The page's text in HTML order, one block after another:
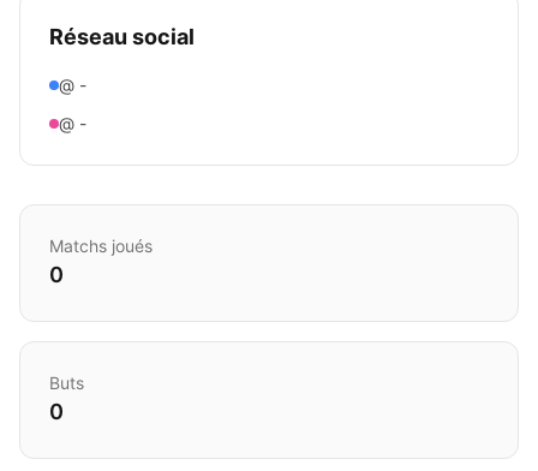
Réseau social
@ -
@ -
Matchs joués
0
Buts
0